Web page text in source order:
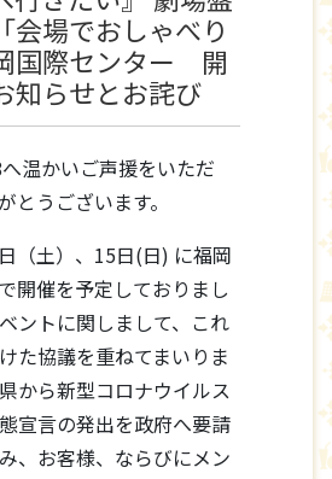
会場でおしゃべり
国際センター 開
知らせとお詫び
温かいご声援をいただ
とうございます。
（土）、15日(日) に福岡
開催を予定しておりまし
ントに関しまして、これ
た協議を重ねてまいりま
から新型コロナウイルス
宣言の発出を政府へ要請
、お客様、ならびにメン